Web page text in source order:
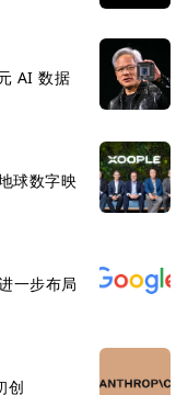
AI 数据
球数字映
一步布局
创